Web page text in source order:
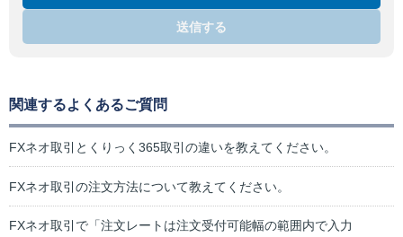
送信する
関連するよくあるご質問
FXネオ取引とくりっく365取引の違いを教えてください。
FXネオ取引の注文方法について教えてください。
FXネオ取引で「注文レートは注文受付可能幅の範囲内で入力